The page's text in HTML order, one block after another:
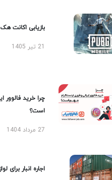
بازیابی اکانت
چرا خرید فالوور
است؟
27 مرداد 1404
اجاره انبار برای